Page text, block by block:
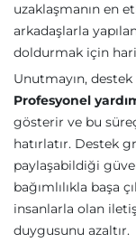
uzaklaşmanın en
arkadaşlarla
doldurmak için
Unutmayın,
Profesyonel
gösterir ve bu
hatırlatır. Destek
paylaşabildiği
bağımlılıkla başa
insanlarla olan
duygusunu azaltır.